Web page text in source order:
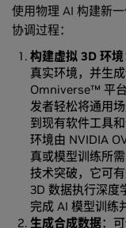
使用物理 AI 构建新
协调过程：
构建虚拟 3D 环境
真实环境，并生
Omniverse™ 平
发者轻松将通用
到现有软件工具
环境由 NVIDIA
真或模型训练所
技术突破，它可
3D 数据执行深度
完成 AI 模型训练
生成合成数据：